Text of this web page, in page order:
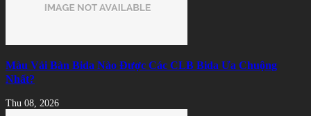
Màu Vải Bàn Bida Nào Được Các CLB Bida Ưa Chuộng
Nhất?
Thu 08, 2026